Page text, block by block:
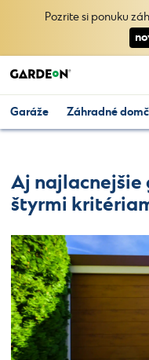
Pozrite si ponuku
Garáže Záhradné
Aj najlacnejšie
štyrmi